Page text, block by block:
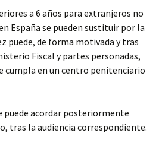
a 6 años para extranjeros no
España se pueden sustituir por la
puede, de forma motivada y tras
Fiscal y partes personadas,
cumpla en un centro penitenciario
puede acordar posteriormente
tras la audiencia correspondiente.